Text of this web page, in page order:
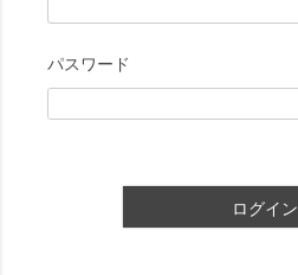
パスワード
ログイン